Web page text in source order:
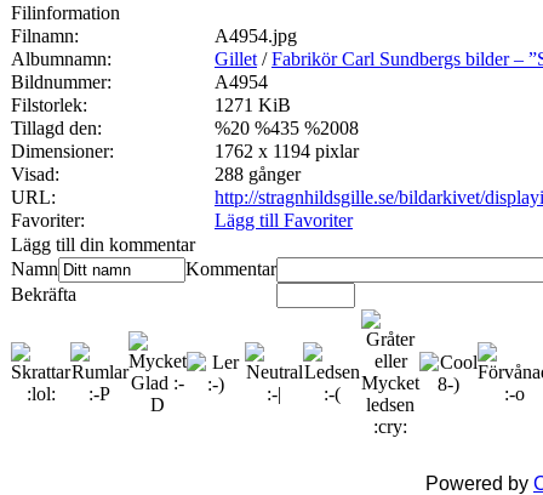
Filinformation
Filnamn:
A4954.jpg
Albumnamn:
Gillet /Fabrikör Carl Sundbergs bilder –
Bildnummer:
A4954
Filstorlek:
1271 KiB
Tillagd den:
%20 %435 %2008
Dimensioner:
1762 x 1194 pixlar
Visad:
288 gånger
URL:
http://stragnhildsgille.se/bildarkivet/
Favoriter:
Lägg till Favoriter
Lägg till din kommentar
Namn
Kommentar
Bekräfta
Powered by